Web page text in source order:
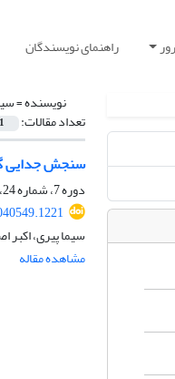
راهنمای نویسندگان
نویسنده =
تعداد مقالات: 1
سنجش جدایی
دوره 7، شماره 24، تابستان 1405
سیما پیری، اکبر
مشاهده مقاله